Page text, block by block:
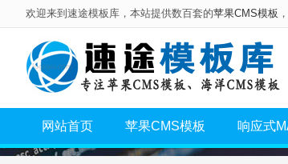
欢迎来到速途模板库，本站提供数百套的苹果CMS模板 ，
网站首页 苹果CMS模板 响应式